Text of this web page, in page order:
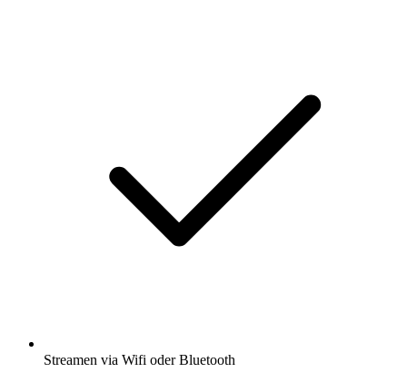
Streamen via Wifi oder Bluetooth